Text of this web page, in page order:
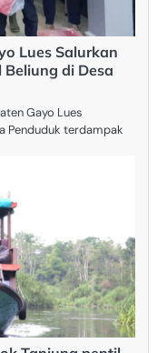
Lues Salurkan
di Desa
Gayo Lues
Penduduk terdampak